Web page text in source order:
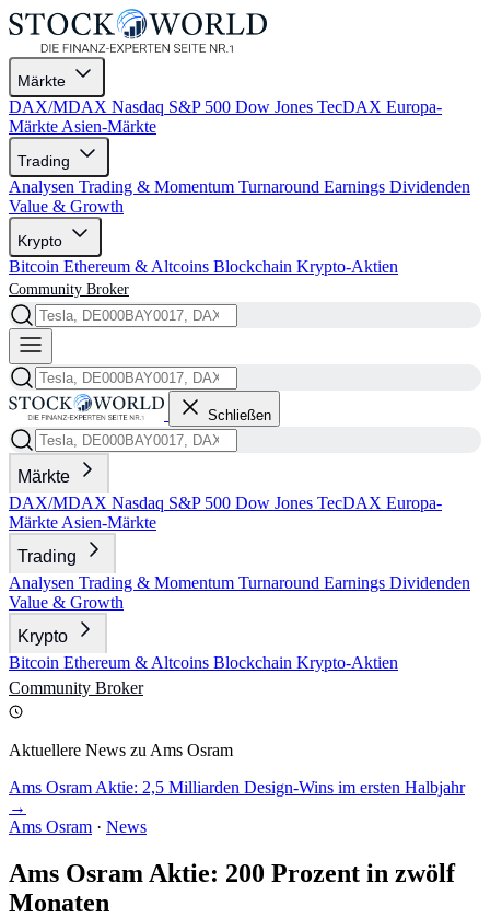
Märkte
DAX/MDAX Nasdaq S&P 500 Dow Jones TecDAX Europa-
Märkte Asien-Märkte
Trading
Analysen Trading & Momentum Turnaround Earnings Dividenden
Value & Growth
Krypto
Bitcoin Ethereum & Altcoins Blockchain Krypto-Aktien
Community Broker
Schließen
Märkte
DAX/MDAX Nasdaq S&P 500 Dow Jones TecDAX Europa-
Märkte Asien-Märkte
Trading
Analysen Trading & Momentum Turnaround Earnings Dividenden
Value & Growth
Krypto
Bitcoin Ethereum & Altcoins Blockchain Krypto-Aktien
Community Broker
Aktuellere News zu Ams Osram
Ams Osram Aktie: 2,5 Milliarden Design-Wins im ersten Halbjahr
→
Ams Osram · News
Ams Osram Aktie: 200 Prozent in zwölf
Monaten